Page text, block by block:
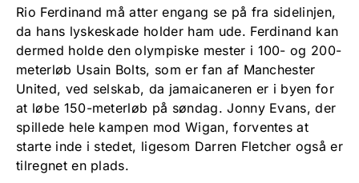
Rio Ferdinand må atter engang se på fra sidelinjen,
da hans lyskeskade holder ham ude. Ferdinand kan
dermed holde den olympiske mester i 100- og 200-
meterløb Usain Bolts, som er fan af Manchester
United, ved selskab, da jamaicaneren er i byen for
at løbe 150-meterløb på søndag. Jonny Evans, der
spillede hele kampen mod Wigan, forventes at
starte inde i stedet, ligesom Darren Fletcher også er
tilregnet en plads.